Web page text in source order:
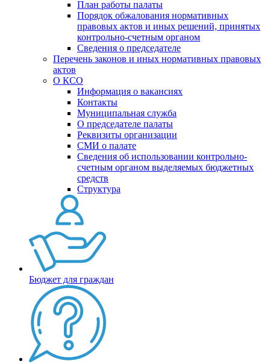
План работы палаты
Порядок обжалования нормативных
правовых актов и иных решений, принятых
контрольно-счетным органом
Сведения о председателе
Перечень законов и иных нормативных правовых
актов
О КСО
Информация о вакансиях
Контакты
Муниципальная служба
О председателе палаты
Реквизиты организации
СМИ о палате
Сведения об использовании контрольно-
счетным органом выделяемых бюджетных
средств
Структура
Бюджет для граждан